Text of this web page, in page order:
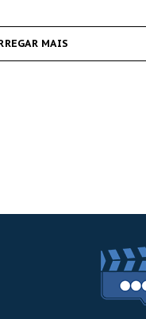
MAIS